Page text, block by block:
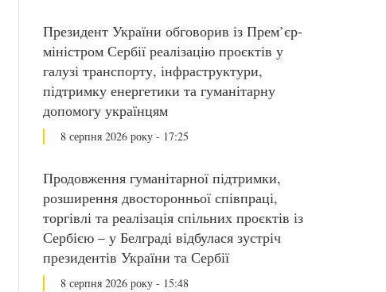
Президент України обговорив із Прем’єр-
міністром Сербії реалізацію проєктів у
галузі транспорту, інфраструктури,
підтримку енергетики та гуманітарну
допомогу українцям
8 серпня 2026 року - 17:25
Продовження гуманітарної підтримки,
розширення двосторонньої співпраці,
торгівлі та реалізація спільних проєктів із
Сербією – у Белграді відбулася зустріч
президентів України та Сербії
8 серпня 2026 року - 15:48